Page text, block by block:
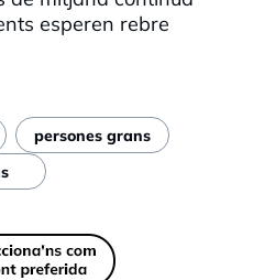
esperen rebre
persones grans